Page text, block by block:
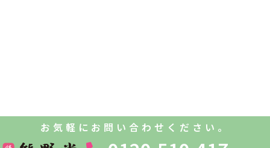
お気軽にお問い合わせください。